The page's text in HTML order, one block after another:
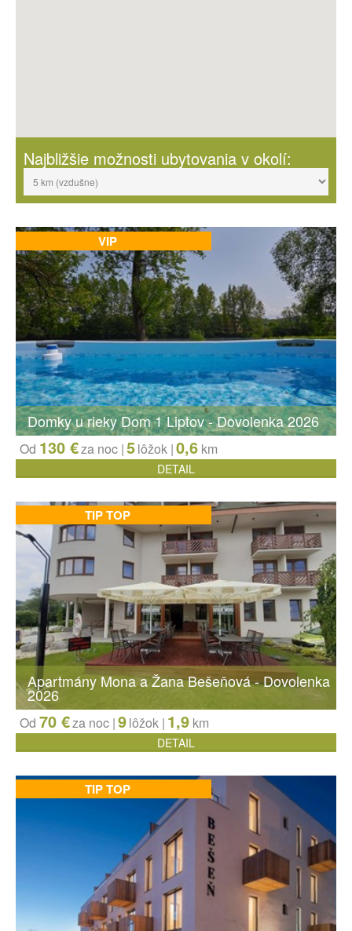
Najbližšie možnosti ubytovania v okolí:
VIP
Domky u rieky Dom 1 Liptov - Dovolenka 2026
Od 130 €za noc |5lôžok |0,6 km
DETAIL
TIP TOP
Apartmány Mona a Žana Bešeňová - Dovolenka
2026
Od 70 €za noc |9lôžok | 1,9 km
DETAIL
TIP TOP